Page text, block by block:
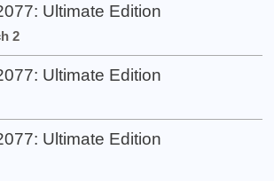
Ultimate Edition
2
Ultimate Edition
Ultimate Edition